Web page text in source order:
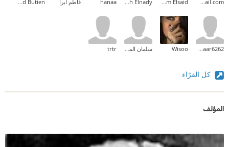
hanaa فاطم ابرا
Wisoo
trtr
كل القرّاء
المؤلف